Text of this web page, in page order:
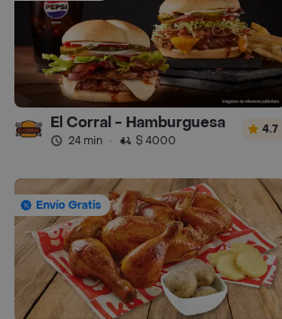
El Corral - Hamburguesa
24 min · $ 4000
4.7
Envío Gratis